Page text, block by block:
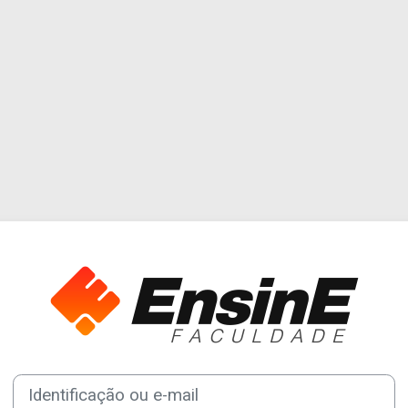
Identificação ou e-mail